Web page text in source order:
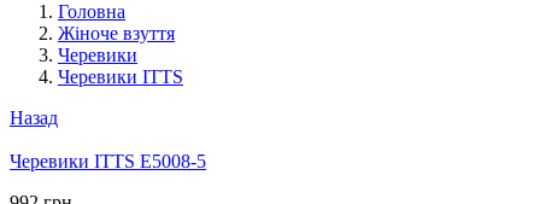
Головна
Жіноче взуття
Черевики
Черевики ITTS
Назад
Черевики ITTS E5008-5